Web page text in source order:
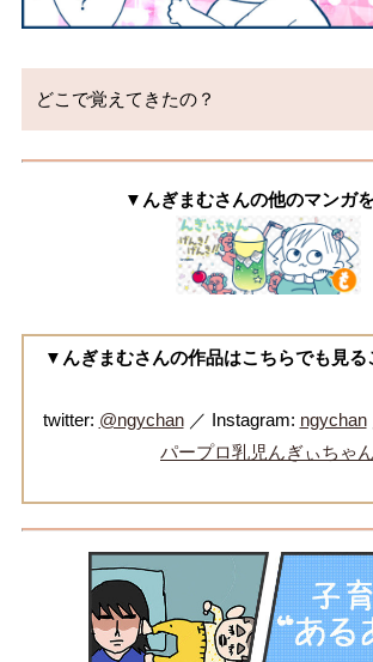
どこで覚えてきたの？
▼んぎまむさんの他のマンガ
▼んぎまむさんの作品はこちらでも見る
twitter: @ngychan／ Instagram: ngychan
パープロ乳児んぎぃちゃん